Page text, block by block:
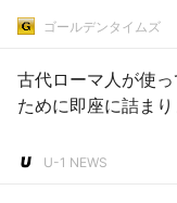
ゴールデンタイムズ
古代ローマ人が使
ために即座に詰ま
U-1 NEWS